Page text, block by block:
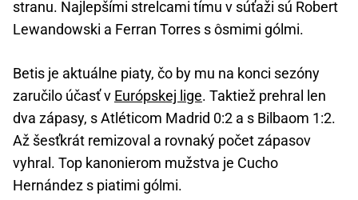
stranu. Najlepšími strelcami tímu v súťaži sú Robert
Lewandowski a Ferran Torres s ôsmimi gólmi.
Betis je aktuálne piaty, čo by mu na konci sezóny
zaručilo účasť v Európskej lige. Taktiež prehral len
dva zápasy, s Atléticom Madrid 0:2 a s Bilbaom 1:2.
Až šesťkrát remizoval a rovnaký počet zápasov
vyhral. Top kanonierom mužstva je Cucho
Hernández s piatimi gólmi.